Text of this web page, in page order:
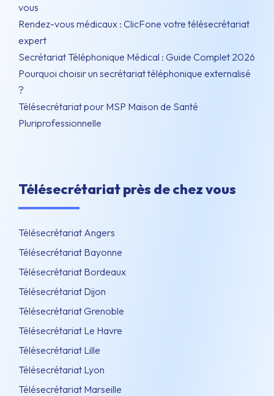
vous
Rendez-vous médicaux : ClicFone votre télésecrétariat
expert
Secrétariat Téléphonique Médical : Guide Complet 2026
Pourquoi choisir un secrétariat téléphonique externalisé
?
Télésecrétariat pour MSP Maison de Santé
Pluriprofessionnelle
Télésecrétariat près de chez vous
Télésecrétariat Angers
Télésecrétariat Bayonne
Télésecrétariat Bordeaux
Télésecrétariat Dijon
Télésecrétariat Grenoble
Télésecrétariat Le Havre
Télésecrétariat Lille
Télésecrétariat Lyon
Télésecrétariat Marseille